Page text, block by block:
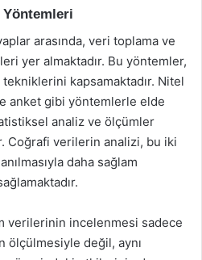
Yöntemleri
arasında, veri toplama ve
yer almaktadır. Bu yöntemler,
kapsamaktadır. Nitel
anket gibi yöntemlerle elde
analiz ve ölçümler
Coğrafi verilerin analizi, bu iki
daha sağlam
verilerinin incelenmesi sadece
ölçülmesiyle değil, aynı